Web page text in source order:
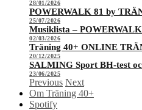
28/01/2026
POWERWALK 81 by
25/07/2026
Musiklista –
02/03/2026
Träning 40+ ONLINE
20/12/2025
SALMING Sport BH-test
23/06/2025
Previous Next
Om Träning 40+
Spotify